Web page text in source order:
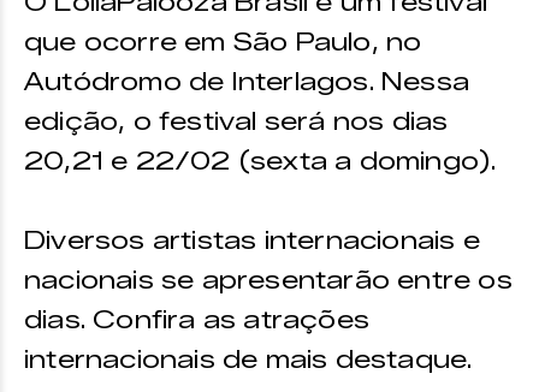
que ocorre em São Paulo, no
Autódromo de Interlagos. Nessa
edição, o festival será nos dias
20,21 e 22/02 (sexta a domingo).
Diversos artistas internacionais e
nacionais se apresentarão entre os
dias. Confira as atrações
internacionais de mais destaque.